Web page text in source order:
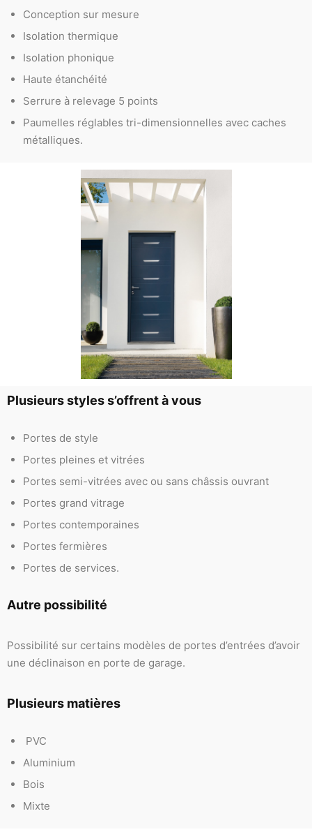
Conception sur mesure
Isolation thermique
Isolation phonique
Haute étanchéité
Serrure à relevage 5 points
Paumelles réglables tri-dimensionnelles avec caches
métalliques.
Plusieurs styles s’offrent à vous
Portes de style
Portes pleines et vitrées
Portes semi-vitrées avec ou sans châssis ouvrant
Portes grand vitrage
Portes contemporaines
Portes fermières
Portes de services.
Autre possibilité
Possibilité sur certains modèles de portes d’entrées d’avoir
une déclinaison en porte de garage.
Plusieurs matières
PVC
Aluminium
Bois
Mixte